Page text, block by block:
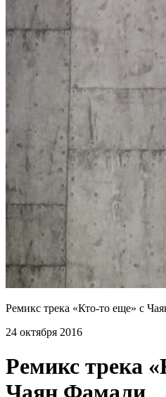
Ремикс трека «Кто-то еще» с
24 октября 2016
Ремикс трека